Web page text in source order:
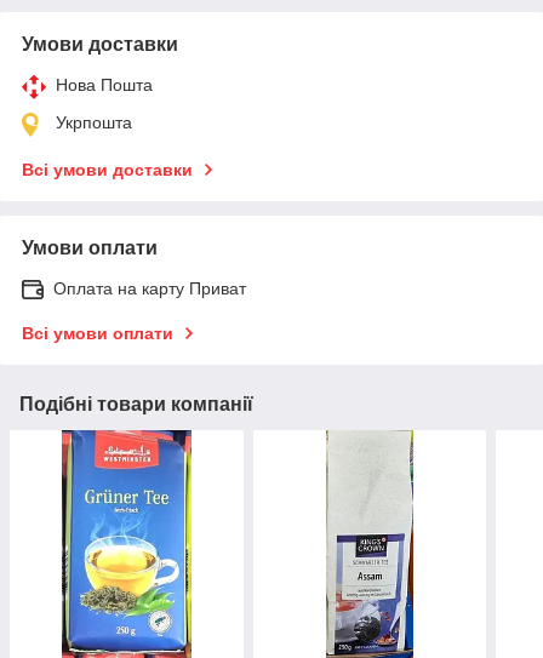
Умови доставки
Нова Пошта
Укрпошта
Всі умови доставки
Умови оплати
Оплата на карту Приват
Всі умови оплати
Подібні товари компанії